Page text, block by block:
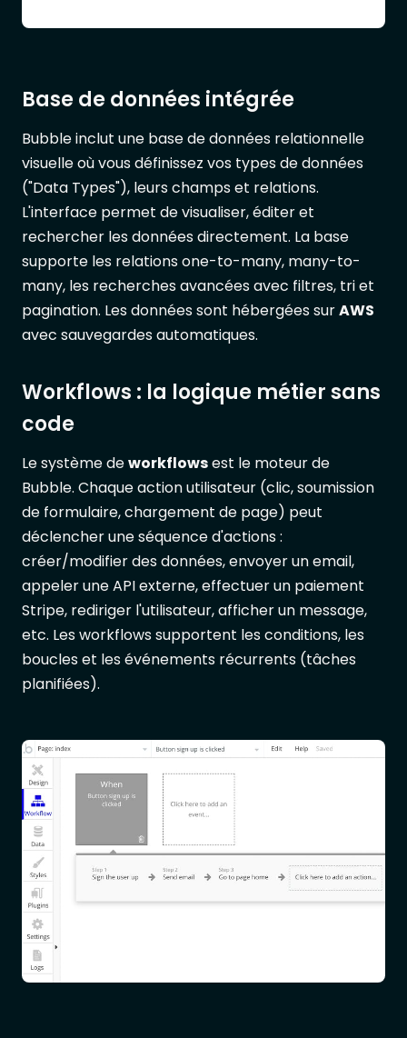
Base de données intégrée
Bubble inclut une base de données relationnelle
visuelle où vous définissez vos types de données
("Data Types"), leurs champs et relations.
L'interface permet de visualiser, éditer et
rechercher les données directement. La base
supporte les relations one-to-many, many-to-
many, les recherches avancées avec filtres, tri et
pagination. Les données sont hébergées surAWS
avec sauvegardes automatiques.
Workflows : la logique métier sans
code
Le système deworkflowsest le moteur de
Bubble. Chaque action utilisateur (clic, soumission
de formulaire, chargement de page) peut
déclencher une séquence d'actions :
créer/modifier des données, envoyer un email,
appeler une API externe, effectuer un paiement
Stripe, rediriger l'utilisateur, afficher un message,
etc. Les workflows supportent les conditions, les
boucles et les événements récurrents (tâches
planifiées).